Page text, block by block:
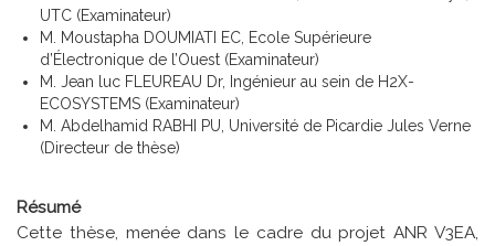
UTC (Examinateur)
M. Moustapha DOUMIATI EC, Ecole Supérieure
d’Électronique de l’Ouest (Examinateur)
M. Jean luc FLEUREAU Dr, Ingénieur au sein de H2X-
ECOSYSTEMS (Examinateur)
M. Abdelhamid RABHI PU, Université de Picardie Jules Verne
(Directeur de thèse)
Résumé
Cette thèse, menée dans le cadre du projet ANR V3EA,